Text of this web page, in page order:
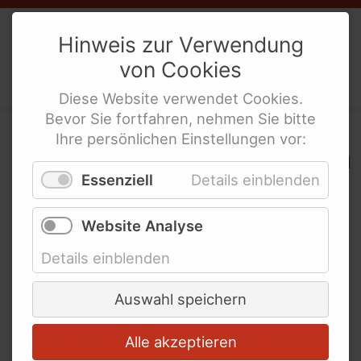
Weibernetze.V.
Politische Interes­sen­ver­tre­tung
behinderte Frauen
Handlungsempfehlungen
Alle Videos in
Seit vielen Jahren
formulieren Frauen mit
Behinderungen und ihre
Netzwerke Forderungen
und Handlungsempfehlungen. Diese haben
mittlerweile Eingang in einen Nationalen
Aktionsplan als auch in Empfehlungen eines
Hinweis zur Verwendung
von Cookies
Diese Website verwendet Cookies.
Bevor Sie fortfahren, nehmen Sie bitte
Ihre persönlichen Einstellungen vor:
Essenziell Details einblenden
Website Analyse
Details einblenden
Auswahl speichern
Alle akzeptieren